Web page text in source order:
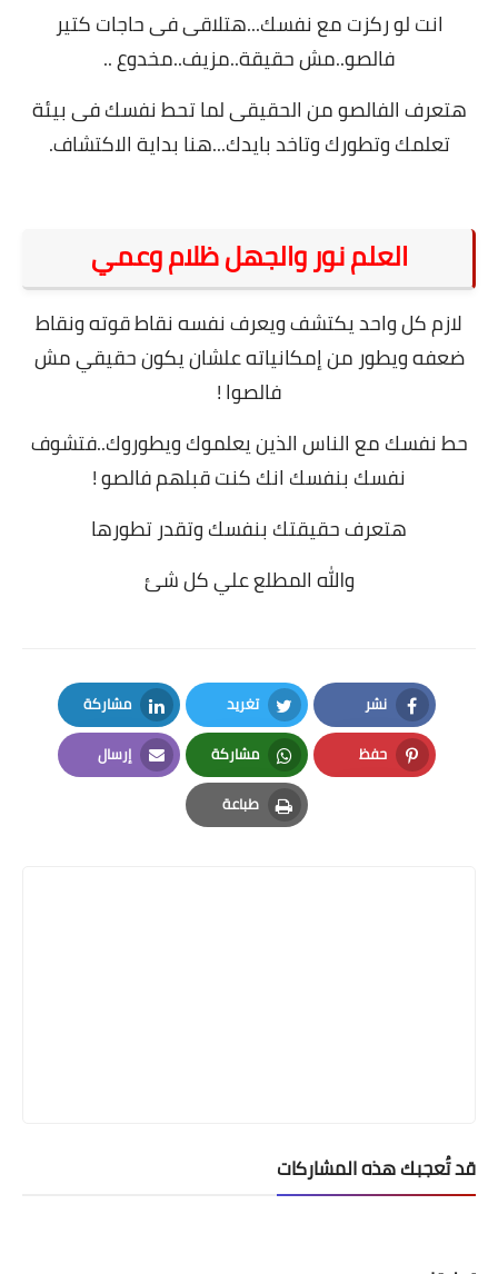
انت لو ركزت مع نفسك...هتلاقى فى حاجات كتير
فالصو..مش حقيقة..مزيف..مخدوع ..
هتعرف الفالصو من الحقيقى لما تحط نفسك فى بيئة
تعلمك وتطورك وتاخد بايدك...هنا بداية الاكتشاف.
العلم نور والجهل ظلام وعمي
لازم كل واحد يكتشف ويعرف نفسه نقاط قوته ونقاط
ضعفه ويطور من إمكانياته علشان يكون حقيقي مش
فالصوا !
حط نفسك مع الناس الذين يعلموك ويطوروك..فتشوف
نفسك بنفسك انك كنت قبلهم فالصو !
هتعرف حقيقتك بنفسك وتقدر تطورها
والله المطلع علي كل شئ
نشر
Facebook
تغريد
Twitter
مشاركة
LinkedIn
حفظ
Pinterest
مشاركة
Whatsapp
إرسال
Email
طباعة
Print
قد تُعجبك هذه المشاركات